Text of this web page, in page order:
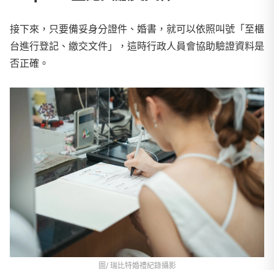
接下來，只要備妥身分證件、婚書，就可以依照叫號「至櫃
台進行登記、繳交文件」，這時行政人員會協助驗證資料是
否正確。
圖/ 瑞比特婚禮紀錄攝影